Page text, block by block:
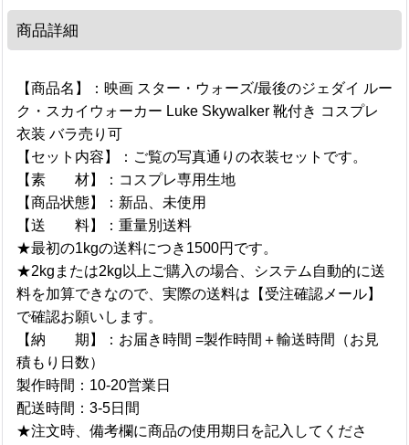
商品詳細
【商品名】：映画 スター・ウォーズ/最後のジェダイ ルー
ク・スカイウォーカー Luke Skywalker 靴付き コスプレ
衣装 バラ売り可
【セット内容】：ご覧の写真通りの衣装セットです。
【素 材】：コスプレ専用生地
【商品状態】：新品、未使用
【送 料】：重量別送料
★最初の1kgの送料につき1500円です。
★2kgまたは2kg以上ご購入の場合、システム自動的に送
料を加算できなので、実際の送料は【受注確認メール】
で確認お願いします。
【納 期】：お届き時間 =製作時間＋輸送時間（お見
積もり日数）
製作時間：10-20営業日
配送時間：3-5日間
★注文時、備考欄に商品の使用期日を記入してくださ